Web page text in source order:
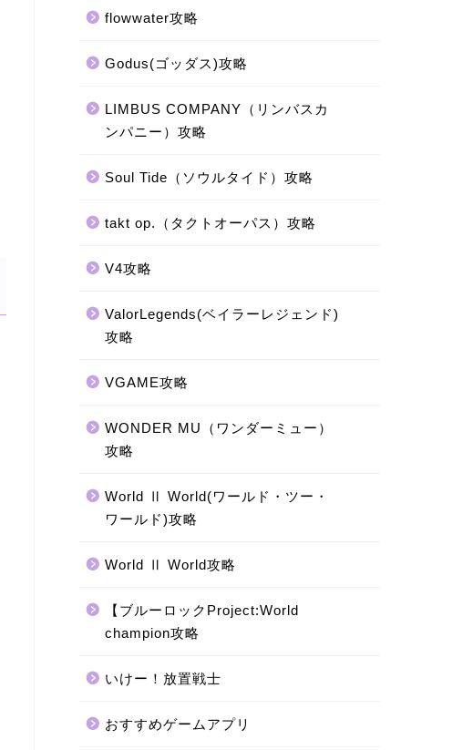
flowwater攻略
Godus(ゴッダス)攻略
LIMBUS COMPANY（リンバスカ
ンパニー）攻略
Soul Tide（ソウルタイド）攻略
takt op.（タクトオーパス）攻略
V4攻略
ValorLegends(ベイラーレジェンド)
攻略
VGAME攻略
WONDER MU（ワンダーミュー）
攻略
World Ⅱ World(ワールド・ツー・
ワールド)攻略
World Ⅱ World攻略
【ブルーロックProject:World
champion攻略
いけー！放置戦士
おすすめゲームアプリ